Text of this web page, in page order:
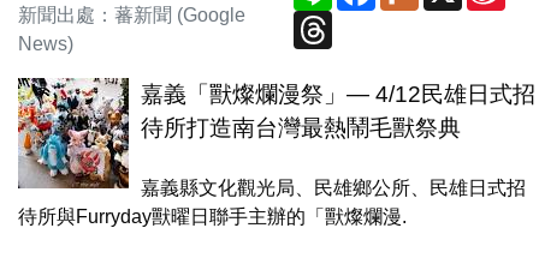
新聞出處：蕃新聞 (Google
News)
嘉義「獸燦爛漫祭」— 4/12民雄日式招
待所打造南台灣最熱鬧毛獸祭典
嘉義縣文化觀光局、民雄鄉公所、民雄日式招
待所與Furryday獸曜日聯手主辦的「獸燦爛漫.